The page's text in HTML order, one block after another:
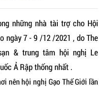
những nhà tài trợ cho Hội
ngày 7 - 9 /12 /2021 , do The
& trung tâm hội nghị Le
Ả Rập thống nhất .
nên hội nghị Gạo Thế Giới lần